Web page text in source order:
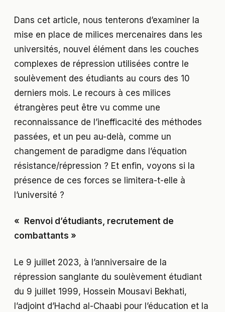
Dans cet article, nous tenterons d’examiner la
mise en place de milices mercenaires dans les
universités, nouvel élément dans les couches
complexes de répression utilisées contre le
soulèvement des étudiants au cours des 10
derniers mois. Le recours à ces milices
étrangères peut être vu comme une
reconnaissance de l’inefficacité des méthodes
passées, et un peu au-delà, comme un
changement de paradigme dans l’équation
résistance/répression ? Et enfin, voyons si la
présence de ces forces se limitera-t-elle à
l’université ?
«
Renvoi d’étudiants, recrutement de
combattants »
Le 9 juillet 2023, à l’anniversaire de la
répression sanglante du soulèvement étudiant
du 9 juillet 1999, Hossein Mousavi Bekhati,
l’adjoint d’Hachd al-Chaabi pour l’éducation et la